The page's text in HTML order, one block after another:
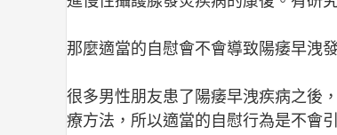
那麼適當的自慰會不會導致陽痿早洩
很多男性朋友患了陽痿早洩疾病之後
療方法，所以適當的自慰行為是不會